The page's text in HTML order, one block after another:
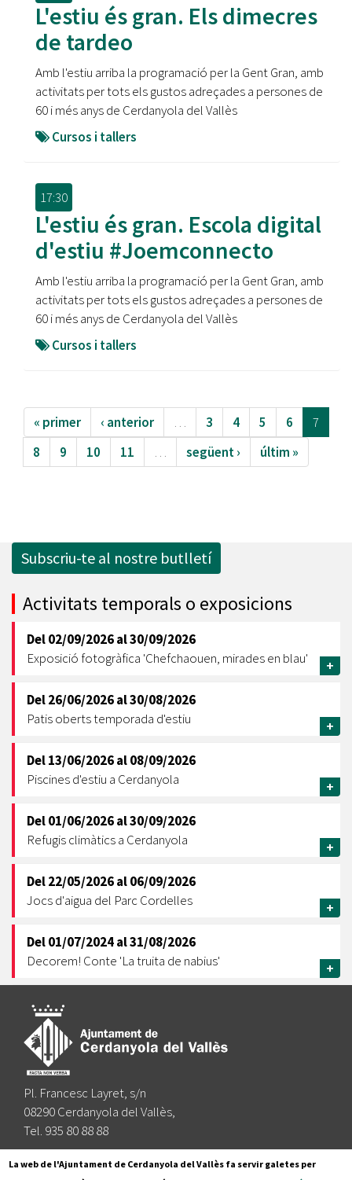
L'estiu és gran. Els dimecres
de tardeo
Amb l'estiu arriba la programació per la Gent Gran, amb
activitats per tots els gustos adreçades a persones de
60 i més anys de Cerdanyola del Vallès
Cursos i tallers
17:30
L'estiu és gran. Escola digital
d'estiu #Joemconnecto
Amb l'estiu arriba la programació per la Gent Gran, amb
activitats per tots els gustos adreçades a persones de
60 i més anys de Cerdanyola del Vallès
Cursos i tallers
« primer ‹ anterior … 3 4 5 6
7
8
9 10 11 … següent › últim »
Subscriu-te al nostre butlletí
Activitats temporals o exposicions
Del02/09/2026al30/09/2026
Exposició fotogràfica 'Chefchaouen, mirades en blau'
+
Del26/06/2026al30/08/2026
Patis oberts temporada d'estiu
+
Del13/06/2026al08/09/2026
Piscines d'estiu a Cerdanyola
+
Del01/06/2026al30/09/2026
Refugis climàtics a Cerdanyola
+
Del22/05/2026al06/09/2026
Jocs d'aigua del Parc Cordelles
+
Del01/07/2024al31/08/2026
Decorem! Conte 'La truita de nabius'
+
Pl. Francesc Layret, s/n
08290 Cerdanyola del Vallès,
Tel. 935 80 88 88
Segueix-nos a:
La web de l'Ajuntament de Cerdanyola del Vallès fa servir galetes per